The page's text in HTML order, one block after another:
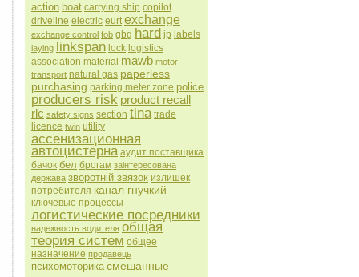
action boat carrying ship copilot
driveline electric eurt exchange
exchange control fob gbg hard jp labels
laying linkspan lock logistics
association material mawb motor
transport natural gas paperless
purchasing parking meter zone police
producers risk product recall
rlc safety signs section tina trade
licence twin utility
ассенизационная
автоцистерна аудит поставщика
бачок бел брогам заінтересована
держава зворотній звязок излишек
потребителя канал гнучкий
ключевые процессы
логистические посредники
надежность водителя общая
теория систем общее
назначение продавець
психомоторика смешанные